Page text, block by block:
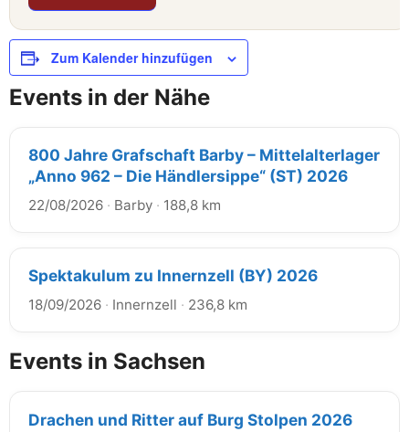
Zum Kalender hinzufügen
Events in der Nähe
800 Jahre Grafschaft Barby – Mittelalterlager
„Anno 962 – Die Händlersippe“ (ST) 2026
22/08/2026 · Barby · 188,8 km
Spektakulum zu Innernzell (BY) 2026
18/09/2026 · Innernzell · 236,8 km
Events in Sachsen
Drachen und Ritter auf Burg Stolpen 2026